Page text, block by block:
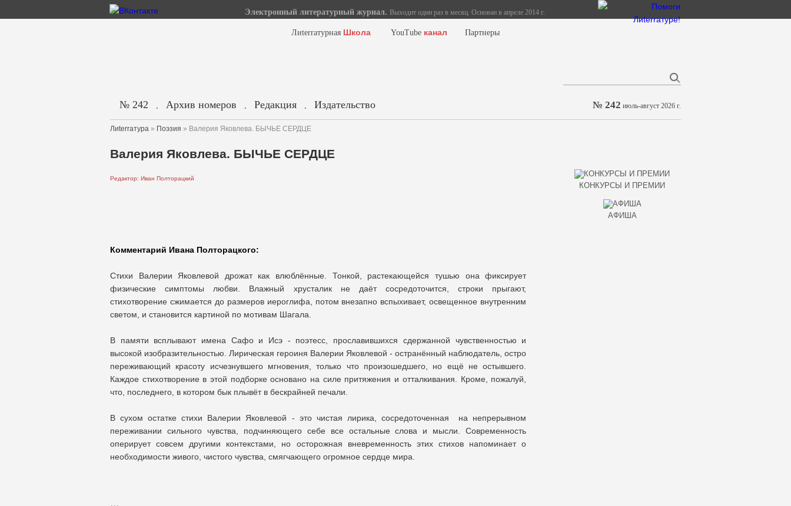
Электронный литературный журнал. Выходит один раз в месяц. Основан в апреле 2014 г.
Лиterraтурная Школа YouTube канал Партнеры
№ 242 . Архив номеров . Редакция . Издательство № 242 июль-август 2026 г.
Лиterraтура » Поэзия » Валерия Яковлева. БЫЧЬЕ СЕРДЦЕ
Валерия Яковлева. БЫЧЬЕ СЕРДЦЕ
Редактор: Иван Полторацкий
Комментарий Ивана Полторацкого:
Стихи Валерии Яковлевой дрожат как влюблённые. Тонкой, растекающейся тушью она фиксирует
физические симптомы любви. Влажный хрусталик не даёт сосредоточится, строки прыгают,
стихотворение сжимается до размеров иероглифа, потом внезапно вспыхивает, освещенное внутренним
светом, и становится картиной по мотивам Шагала.
В памяти всплывают имена Сафо и Исэ - поэтесс, прославившихся сдержанной чувственностью и
высокой изобразительностью. Лирическая героиня Валерии Яковлевой - остранённый наблюдатель, остро
переживающий красоту исчезнувшего мгновения, только что произошедшего, но ещё не остывшего.
Каждое стихотворение в этой подборке основано на силе притяжения и отталкивания. Кроме, пожалуй,
что, последнего, в котором бык плывёт в бескрайней печали.
В сухом остатке стихи Валерии Яковлевой - это чистая лирика, сосредоточенная на непрерывном
переживании сильного чувства, подчиняющего себе все остальные слова и мысли. Современность
оперирует совсем другими контекстами, но осторожная вневременность этих стихов напоминает о
необходимости живого, чистого чувства, смягчающего огромное сердце мира.
КОНКУРСЫ И ПРЕМИИ
АФИША